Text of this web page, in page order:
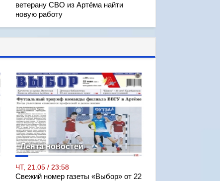
ветерану СВО из Артёма найти
новую работу
Лента новостей
ЧТ, 21.05 / 23:58
Свежий номер газеты «Выбор» от 22